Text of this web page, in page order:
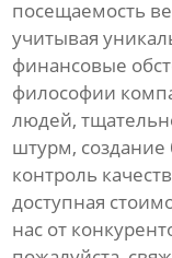
посещаемость
учитывая
финансовые
философии
людей,
штурм, создание
контроль
доступная
нас от